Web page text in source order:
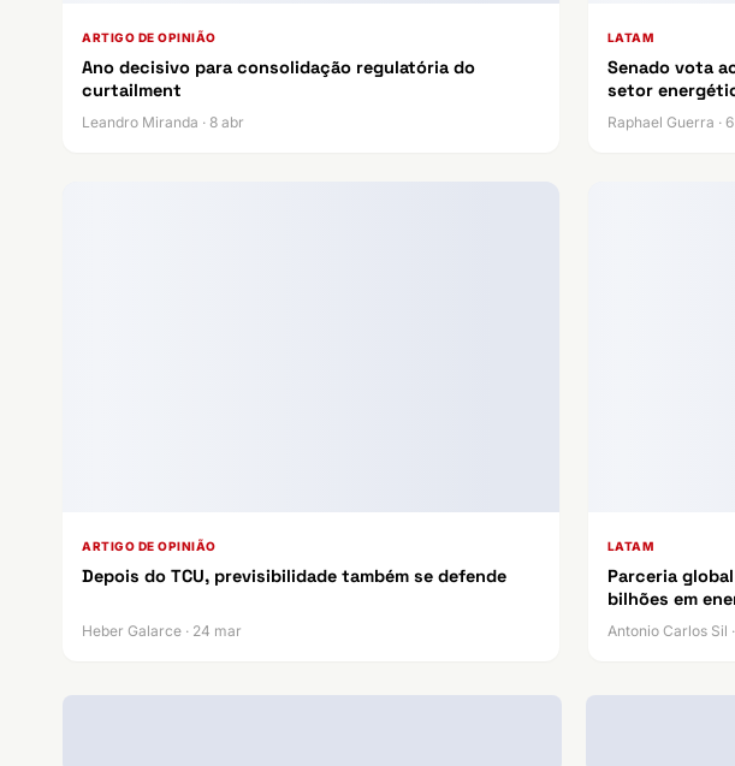
ARTIGO DE OPINIÃO
Ano decisivo para consolidação regulatória do
curtailment
Leandro Miranda · 8 abr
LATAM
Senado vota
setor
Raphael Guerra ·
ARTIGO DE OPINIÃO
Depois do TCU, previsibilidade também se defende
Heber Galarce · 24 mar
LATAM
Parceria
bilhões em
Antonio Carlos Sil